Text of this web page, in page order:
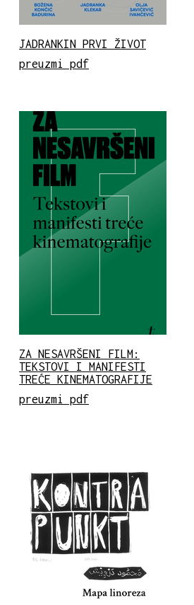
JADRANKIN PRVI ŽIVOT
preuzmi pdf
ZA NESAVRŠENI FILM:
TEKSTOVI I MANIFESTI
TREĆE KINEMATOGRAFIJE
preuzmi pdf